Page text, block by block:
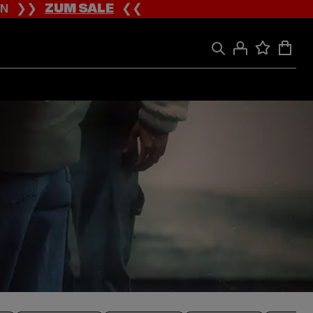
❯❯ZUM SALE❮❮